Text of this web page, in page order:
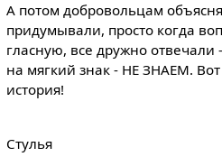
А потом добровольцам
придумывали, просто когда
гласную, все дружно отвечали
на мягкий знак - НЕ ЗНАЕМ.
история!
Стулья